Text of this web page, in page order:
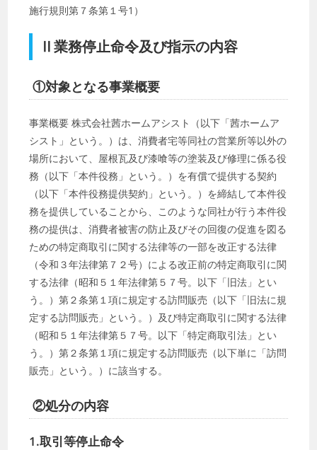
施行規則第７条第１号1）
Ⅱ業務停止命令及び指示の内容
①対象となる事業概要
事業概要 株式会社茜ホームアシスト（以下「茜ホームア
シスト」という。）は、消費者宅等同社の営業所等以外の
場所において、屋根瓦及び漆喰等の塗装及び修理に係る役
務（以下「本件役務」という。）を有償で提供する契約
（以下「本件役務提供契約」という。）を締結して本件役
務を提供していることから、このような同社が行う本件役
務の提供は、消費者被害の防止及びその回復の促進を図る
ための特定商取引に関する法律等の一部を改正する法律
（令和３年法律第７２号）による改正前の特定商取引に関
する法律（昭和５１年法律第５７号。以下「旧法」とい
う。）第２条第１項に規定する訪問販売（以下「旧法に規
定する訪問販売」という。）及び特定商取引に関する法律
（昭和５１年法律第５７号。以下「特定商取引法」とい
う。）第２条第１項に規定する訪問販売（以下単に「訪問
販売」という。）に該当する。
②処分の内容
1.取引等停止命令